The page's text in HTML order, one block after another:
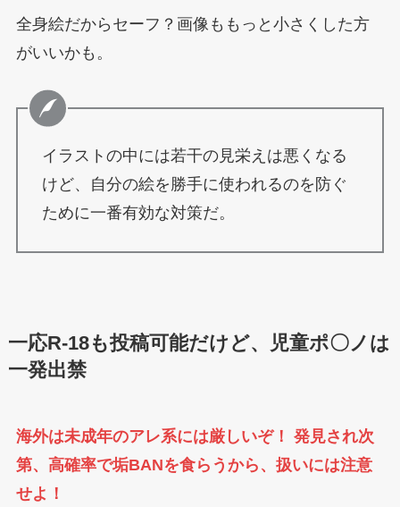
全身絵だからセーフ？画像ももっと小さくした方
がいいかも。
イラストの中には若干の見栄えは悪くなる
けど、自分の絵を勝手に使われるのを防ぐ
ために一番有効な対策だ。
一応R-18も投稿可能だけど、児童ポ〇ノは
一発出禁
海外は未成年のアレ系には厳しいぞ！ 発見され次
第、高確率で垢BANを食らうから、扱いには注意
せよ！